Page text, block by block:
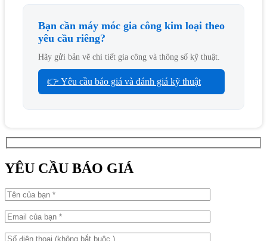
Bạn cần máy móc gia công kim loại theo
yêu cầu riêng?
Hãy gửi bản vẽ chi tiết gia công và thông số kỹ thuật.
👉 Yêu cầu báo giá và đánh giá kỹ thuật
YÊU CẦU BÁO GIÁ